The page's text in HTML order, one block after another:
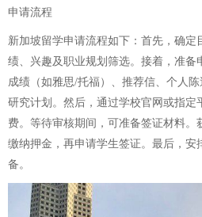
申请流程
新加坡留学申请流程如下：首先，确定
绩、兴趣及职业规划筛选。接着，准备
成绩（如雅思/托福）、推荐信、个人
研究计划。然后，通过学校官网或指定
费。等待审核期间，可准备签证材料。
缴纳押金，再申请学生签证。最后，安
备。